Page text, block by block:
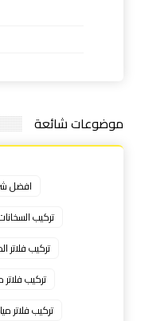
موضوعات شائعة
افضل
تركيب
تركيب فلاتر
تركيب فلاتر
تركيب فلاتر